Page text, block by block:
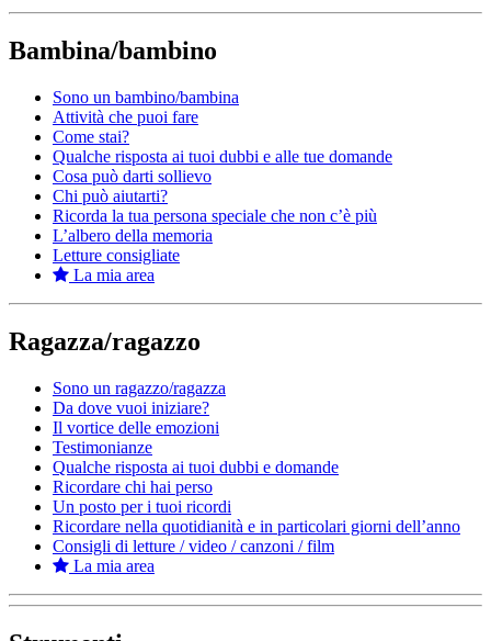
Bambina/bambino
Sono un bambino/bambina
Attività che puoi fare
Come stai?
Qualche risposta ai tuoi dubbi e alle tue domande
Cosa può darti sollievo
Chi può aiutarti?
Ricorda la tua persona speciale che non c’è più
L’albero della memoria
Letture consigliate
La mia area
Ragazza/ragazzo
Sono un ragazzo/ragazza
Da dove vuoi iniziare?
Il vortice delle emozioni
Testimonianze
Qualche risposta ai tuoi dubbi e domande
Ricordare chi hai perso
Un posto per i tuoi ricordi
Ricordare nella quotidianità e in particolari giorni dell’anno
Consigli di letture / video / canzoni / film
La mia area